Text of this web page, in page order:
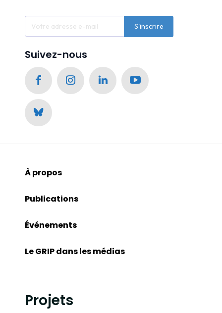
S'inscrire
Suivez-nous
À propos
Publications
Événements
Le GRIP dans les médias
Projets